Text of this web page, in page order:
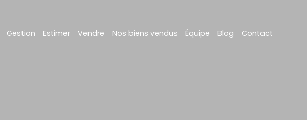
Gestion Estimer Vendre Nos biens vendus Équipe Blog Contact